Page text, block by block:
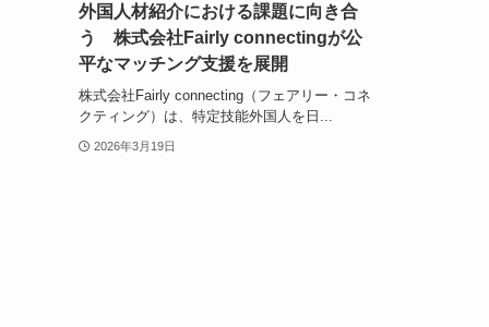
外国人材紹介における課題に向き合
う 株式会社Fairly connectingが公
平なマッチング支援を展開
株式会社Fairly connecting（フェアリー・コネ
クティング）は、特定技能外国人を日...
2026年3月19日